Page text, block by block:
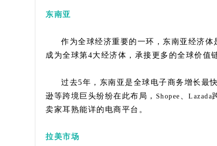
东南亚
作为全球经济重要的一环，东南亚经济
成为全球第4大经济体，承接更多的全球价值
过去5年，东南亚是全球电子商务增长最
逊等跨境巨头纷纷在此布局，
Shopee Lazada
卖家耳熟能详的电商平台。
拉美市场